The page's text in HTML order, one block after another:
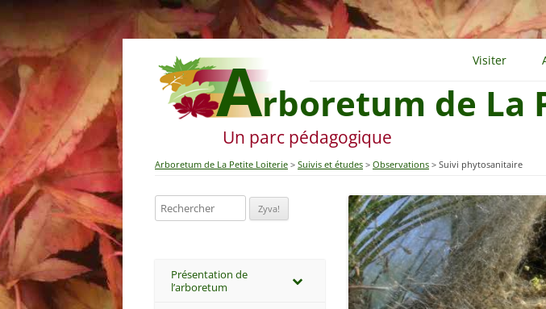
Visiter
Arboretum de La
Un parc pédagogique
Arboretum de La Petite Loiterie Suivis et études Observations Suivi phytosanitaire
Rechercher:
Présentation de
l’arboretum